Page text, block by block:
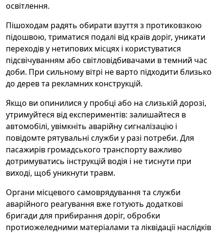
освітлення.
Пішоходам радять обирати взуття з протиковзкою
підошвою, триматися подалі від країв доріг, уникати
переходів у нетипових місцях і користуватися
підсвічуванням або світловідбивачами в темний час
доби. При сильному вітрі не варто підходити близько
до дерев та рекламних конструкцій.
Якщо ви опинилися у пробці або на слизькій дорозі,
утримуйтеся від експериментів: залишайтеся в
автомобілі, увімкніть аварійну сигналізацію і
повідомте рятувальні служби у разі потреби. Для
пасажирів громадського транспорту важливо
дотримуватись інструкцій водія і не тиснути при
виході, щоб уникнути травм.
Органи місцевого самоврядування та служби
аварійного реагування вже готують додаткові
бригади для прибирання доріг, обробки
протиожеледними матеріалами та ліквідації наслідків